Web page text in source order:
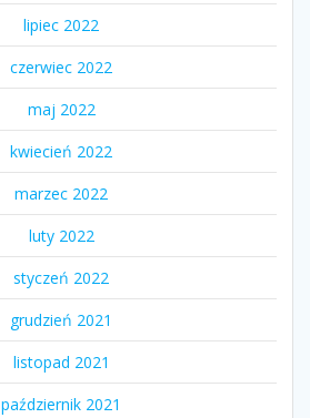
lipiec 2022
czerwiec 2022
maj 2022
kwiecień 2022
marzec 2022
luty 2022
styczeń 2022
grudzień 2021
listopad 2021
październik 2021